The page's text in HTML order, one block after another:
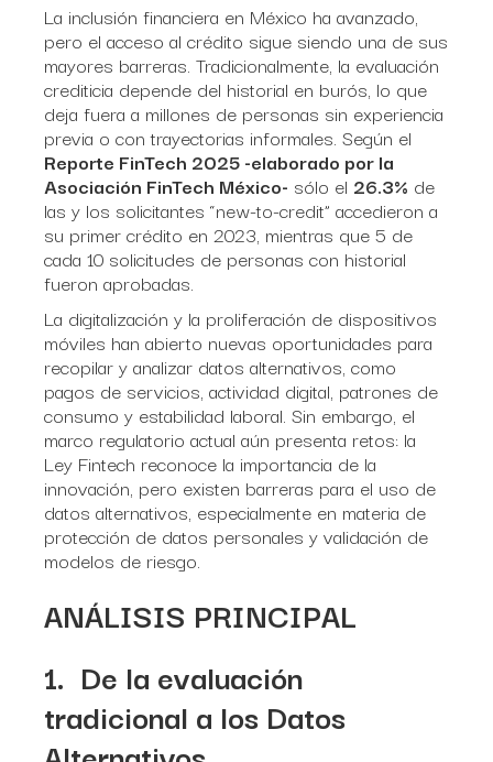
La inclusión financiera en México ha avanzado,
pero el acceso al crédito sigue siendo una de sus
mayores barreras. Tradicionalmente, la evaluación
crediticia depende del historial en burós, lo que
deja fuera a millones de personas sin experiencia
previa o con trayectorias informales. Según el
Reporte FinTech 2025 -elaborado por la
Asociación FinTech México- sólo el 26.3% de
las y los solicitantes “new-to-credit” accedieron a
su primer crédito en 2023, mientras que 5 de
cada 10 solicitudes de personas con historial
fueron aprobadas.
La digitalización y la proliferación de dispositivos
móviles han abierto nuevas oportunidades para
recopilar y analizar datos alternativos, como
pagos de servicios, actividad digital, patrones de
consumo y estabilidad laboral. Sin embargo, el
marco regulatorio actual aún presenta retos: la
Ley Fintech reconoce la importancia de la
innovación, pero existen barreras para el uso de
datos alternativos, especialmente en materia de
protección de datos personales y validación de
modelos de riesgo.
ANÁLISIS PRINCIPAL
1. De la evaluación
tradicional a los Datos